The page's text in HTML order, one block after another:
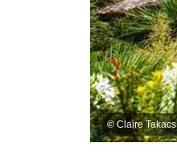
© Claire Takacs